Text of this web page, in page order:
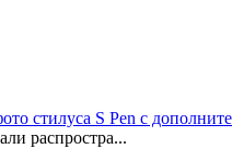
стилуса S Pen с
распростра...